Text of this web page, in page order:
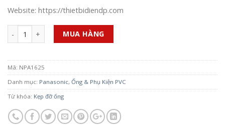
Website: https://thietbidiendp.com
Số lượng MUA HÀNG
Mã: NPA1625
Danh mục: Panasonic, Ống & Phụ Kiện PVC
Từ khóa: Kẹp đỡ ống